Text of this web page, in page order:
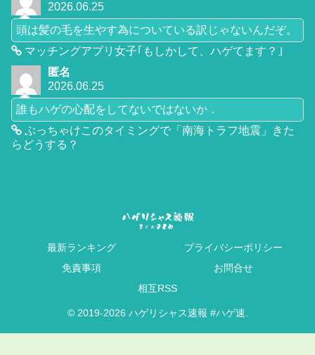
2026.06.25
頭は髪の毛を生やす為についている訳じゃないんだぞ。
マッチングアプリ女子｢もしかして、ハゲてます？｣
匿名
2026.06.25
誰もハゲの心配をしてないではないか．
ぶっちゃけこのタイミングで「南海トラフ地震」きた
らどうする？
最新ランキング
プライバシーポリシー
免責事項
お問合せ
相互RSS
© 2019-2026 ハゲリシャス速報 #ハゲ速.